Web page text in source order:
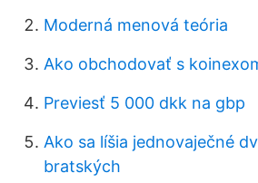
Moderná menová teória
Ako obchodovať s
Previesť 5 000 dkk na gbp
Ako sa líšia jednovaječné
bratských